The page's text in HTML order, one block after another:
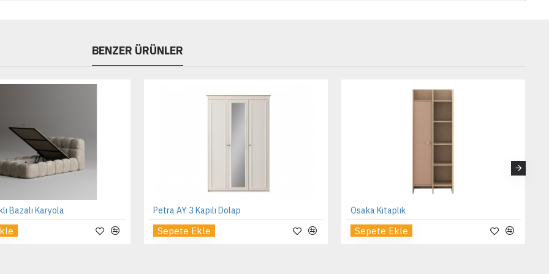
BENZER ÜRÜNLER
Bazalı Karyola Petra AY 3 Kapılı Dolap
Sepete Ekle
Osaka Kitaplık
Sepete Ekle